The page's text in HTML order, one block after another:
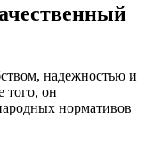
надежностью и
того, он
нормативов